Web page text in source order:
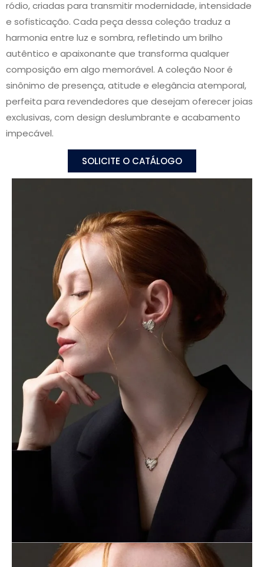
ródio, criadas para transmitir modernidade, intensidade
e sofisticação. Cada peça dessa coleção traduz a
harmonia entre luz e sombra, refletindo um brilho
autêntico e apaixonante que transforma qualquer
composição em algo memorável. A coleção Noor é
sinônimo de presença, atitude e elegância atemporal,
perfeita para revendedores que desejam oferecer joias
exclusivas, com design deslumbrante e acabamento
impecável.
SOLICITE O CATÁLOGO